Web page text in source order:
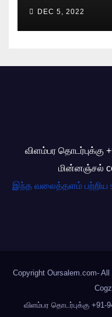
DEC 5, 2022
விளம்பர தொடர்புக்கு
மின்னஞ்சல்
இந்த வலைத்தளம் பற்றிய
Copyright Oursalem.com-
விளம்பர தொடர்புக்கு +91-